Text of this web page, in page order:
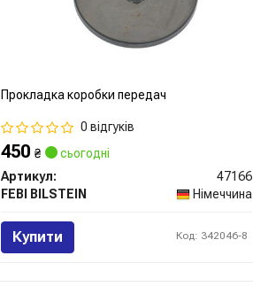
Прокладка коробки передач
0 відгуків
450₴
сьогодні
Артикул:
47166
FEBI BILSTEIN
Німеччина
Купити Код: 342046-8